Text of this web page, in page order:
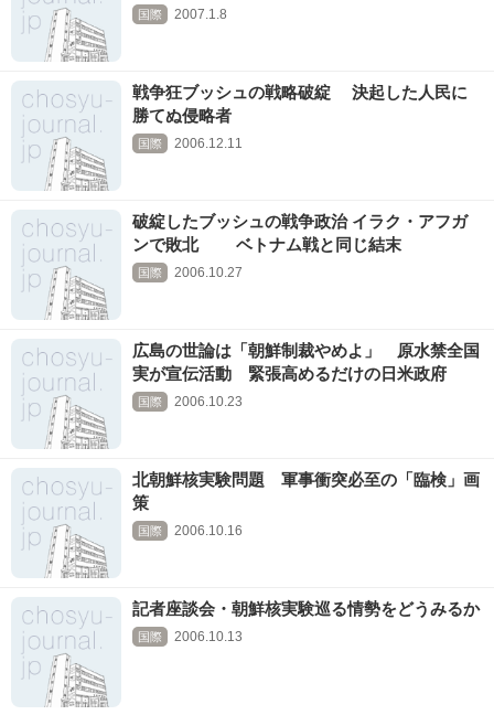
国際 2007.1.8
戦争狂ブッシュの戦略破綻 決起した人民に
勝てぬ侵略者
国際 2006.12.11
破綻したブッシュの戦争政治 イラク・アフガ
ンで敗北 ベトナム戦と同じ結末
国際 2006.10.27
広島の世論は「朝鮮制裁やめよ」 原水禁全国
実が宣伝活動 緊張高めるだけの日米政府
国際 2006.10.23
北朝鮮核実験問題 軍事衝突必至の「臨検」画
策
国際 2006.10.16
記者座談会・朝鮮核実験巡る情勢をどうみるか
国際 2006.10.13